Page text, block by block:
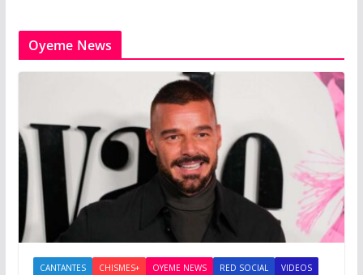
Oyeme News
CANTANTES CHISMES+ OYEME NEWS RED SOCIAL VIDEOS